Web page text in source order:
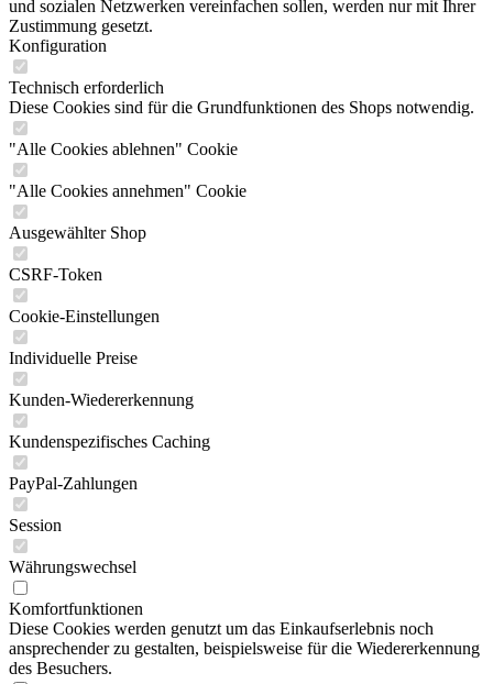
und sozialen Netzwerken vereinfachen sollen, werden nur mit Ihrer
Zustimmung gesetzt.
Konfiguration
Technisch erforderlich
Diese Cookies sind für die Grundfunktionen des Shops notwendig.
"Alle Cookies ablehnen" Cookie
"Alle Cookies annehmen" Cookie
Ausgewählter Shop
CSRF-Token
Cookie-Einstellungen
Individuelle Preise
Kunden-Wiedererkennung
Kundenspezifisches Caching
PayPal-Zahlungen
Session
Währungswechsel
Komfortfunktionen
Diese Cookies werden genutzt um das Einkaufserlebnis noch
ansprechender zu gestalten, beispielsweise für die Wiedererkennung
des Besuchers.